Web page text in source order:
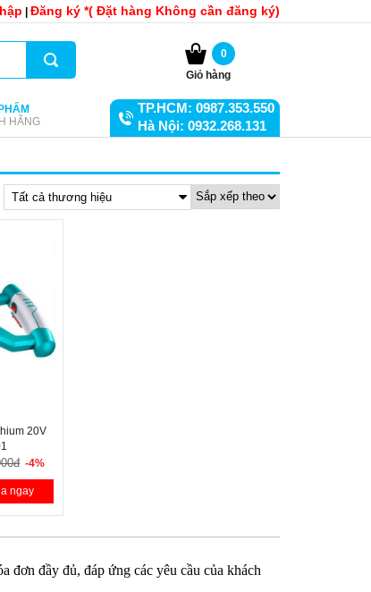
Đăng ký *( Đặt hàng Không cần đăng ký)
0
Giỏ hàng
HÃNG
TP.HCM: 0987.353.550
Hà Nội: 0932.268.131
Tất cả thương hiệu
20V
-4%
ngay
đơn đầy đủ, đáp ứng các yêu cầu của khách